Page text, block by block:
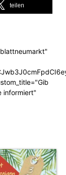
teilen
informiert"